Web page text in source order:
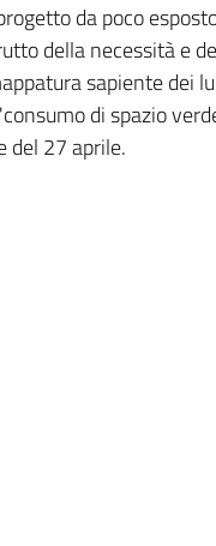
da poco
della necessità e
sapiente dei
di spazio
del 27 aprile.